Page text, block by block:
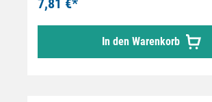
7,81 €*
In den Warenkorb